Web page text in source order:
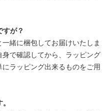
すが？
緒に梱包してお届けいたしま
で確認してから、ラッピング
ラッピング出来るものをご用